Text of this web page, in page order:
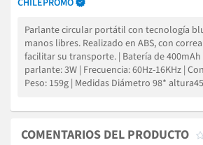
Parlante circular portátil con tecnología
manos libres. Realizado en ABS, con
facilitar su transporte. | Batería de
parlante: 3W | Frecuencia: 60Hz-16KHz |
Peso: 159g | Medidas Diámetro 98*
COMENTARIOS DEL PRODUCTO